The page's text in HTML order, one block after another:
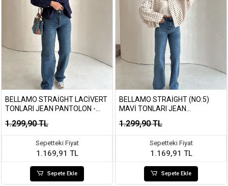
BELLAMO STRAIGHT LACIVERT
TONLARI JEAN PANTOLON -
1.299,90 TL
Sepetteki Fiyat
1.169,91 TL
Sepete Ekle
BELLAMO STRAIGHT (NO:5)
MAVI TONLARI JEAN
1.299,90 TL
Sepetteki Fiyat
1.169,91 TL
Sepete Ekle